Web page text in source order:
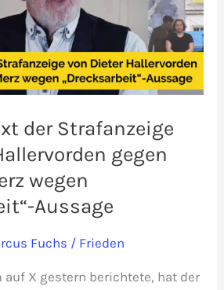
der Strafanzeige
gegen
wegen
Aussage
Fuchs / Frieden
auf X gestern berichtete, hat der